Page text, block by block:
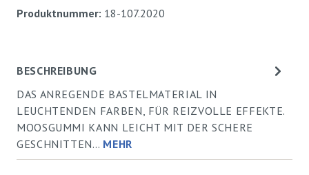
Produktnummer: 18-107.2020
BESCHREIBUNG
DAS ANREGENDE BASTELMATERIAL IN
LEUCHTENDEN FARBEN, FÜR REIZVOLLE EFFEKTE.
MOOSGUMMI KANN LEICHT MIT DER SCHERE
GESCHNITTEN… MEHR